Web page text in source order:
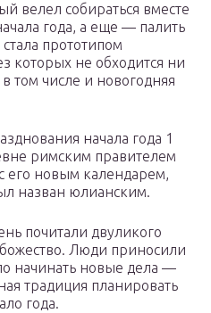
велел собираться вместе
года, а еще — палить
прототипом
которых не обходится ни
том числе и новогодняя
начала года 1
римским правителем
его новым календарем,
назван юлианским.
почитали двуликого
Люди приносили
начинать новые дела —
традиция планировать
года.